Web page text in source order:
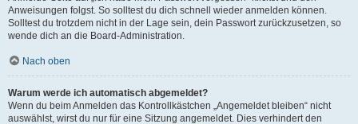
Anweisungen folgst. So solltest du dich schnell wieder anmelden können.
Solltest du trotzdem nicht in der Lage sein, dein Passwort zurückzusetzen, so
wende dich an die Board-Administration.
Nach oben
Warum werde ich automatisch abgemeldet?
Wenn du beim Anmelden das Kontrollkästchen „Angemeldet bleiben“ nicht
auswählst, wirst du nur für eine Sitzung angemeldet. Dies verhindert den